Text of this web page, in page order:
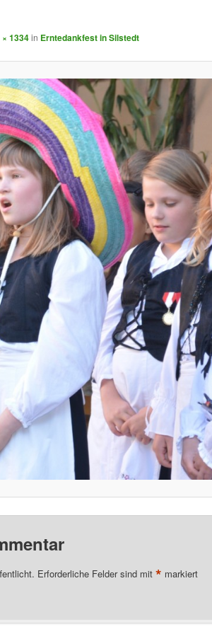
1334in Erntedankfest in Silstedt
Erforderliche Felder sind mit * markiert